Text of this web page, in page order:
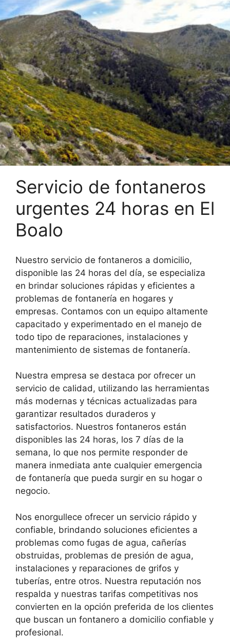
Servicio de fontaneros
urgentes 24 horas en El
Boalo
Nuestro servicio de fontaneros a domicilio,
disponible las 24 horas del día, se especializa
en brindar soluciones rápidas y eficientes a
problemas de fontanería en hogares y
empresas. Contamos con un equipo altamente
capacitado y experimentado en el manejo de
todo tipo de reparaciones, instalaciones y
mantenimiento de sistemas de fontanería.
Nuestra empresa se destaca por ofrecer un
servicio de calidad, utilizando las herramientas
más modernas y técnicas actualizadas para
garantizar resultados duraderos y
satisfactorios. Nuestros fontaneros están
disponibles las 24 horas, los 7 días de la
semana, lo que nos permite responder de
manera inmediata ante cualquier emergencia
de fontanería que pueda surgir en su hogar o
negocio.
Nos enorgullece ofrecer un servicio rápido y
confiable, brindando soluciones eficientes a
problemas como fugas de agua, cañerías
obstruidas, problemas de presión de agua,
instalaciones y reparaciones de grifos y
tuberías, entre otros. Nuestra reputación nos
respalda y nuestras tarifas competitivas nos
convierten en la opción preferida de los clientes
que buscan un fontanero a domicilio confiable y
profesional.